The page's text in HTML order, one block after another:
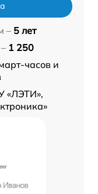
– 5 лет
1 250
часов и
«ЛЭТИ»,